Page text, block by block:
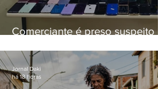
Comerciante é preso suspeito
loja
Jornal Daki
há 18 horas